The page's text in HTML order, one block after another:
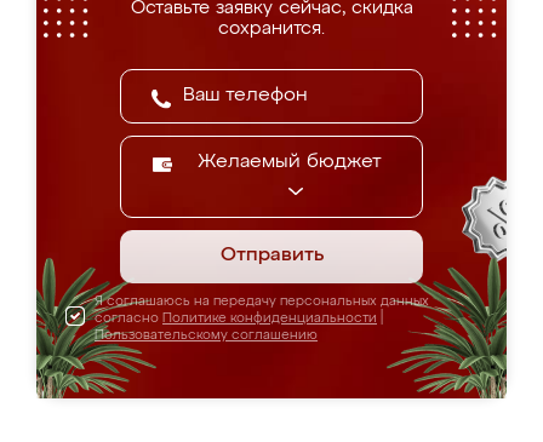
Оставьте заявку сейчас, скидка
сохранится.
Желаемый бюджет
Отправить
Я соглашаюсь на передачу персональных данных
согласно Политике конфиденциальности
Пользовательскому соглашению